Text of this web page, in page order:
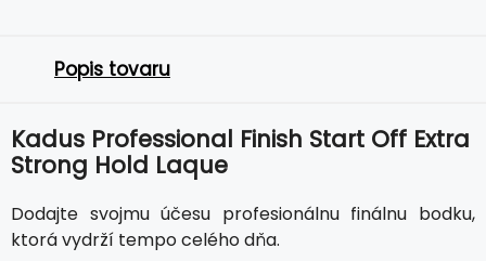
Popis tovaru
Kadus Professional Finish Start Off Extra
Strong Hold Laque
Dodajte svojmu účesu profesionálnu finálnu bodku,
ktorá vydrží tempo celého dňa.